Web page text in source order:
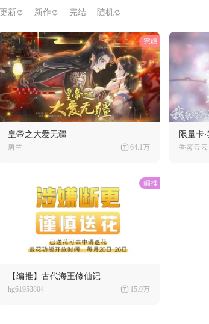
更新 新作 完结 随机
皇帝之大爱无疆
唐兰 64.1万
限量卡
香雾云云
【编推】古代海王修仙记
hg61953804 15.0万